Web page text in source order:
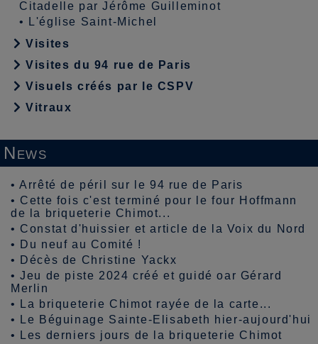
Citadelle par Jérôme Guilleminot
•
L'église Saint-Michel
Visites
Visites du 94 rue de Paris
Visuels créés par le CSPV
Vitraux
News
•Arrêté de péril sur le 94 rue de Paris
• Cette fois c'est terminé pour le four Hoffmann
de la briqueterie Chimot...
• Constat d'huissier et article de la Voix du Nord
•
Du neuf au Comité !
•
Décès de Christine Yackx
•Jeu de piste 2024 créé et guidé oar Gérard
Merlin
•
La briqueterie Chimot rayée de la carte...
•
Le Béguinage Sainte-Elisabeth hier-aujourd'hui
•
Les derniers jours de la briqueterie Chimot